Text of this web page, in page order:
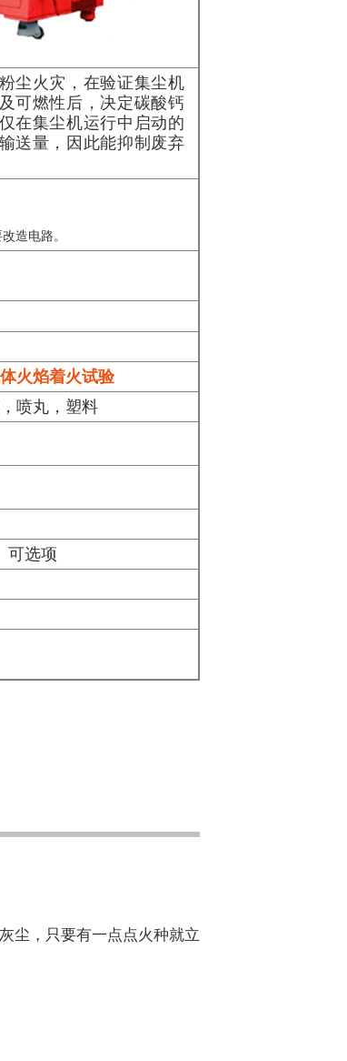
尘火灾，在验证集尘机
可燃性后，决定碳酸钙
在集尘机运行中启动的
送量，因此能抑制废弃
造电路。
火焰着火试验
喷丸，塑料
可选项
尘，只要有一点点火种就立